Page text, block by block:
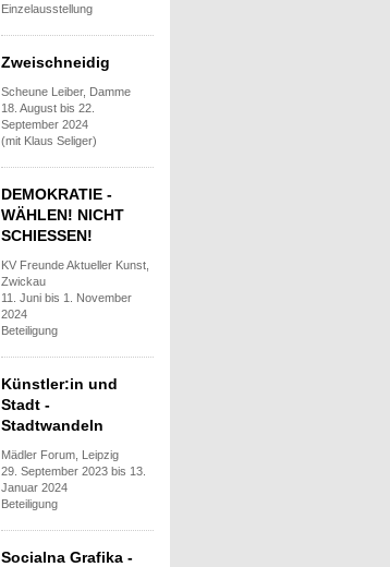
Einzelausstellung
Zweischneidig
Scheune Leiber, Damme
18. August bis 22.
September 2024
(mit Klaus Seliger)
DEMOKRATIE -
WÄHLEN! NICHT
SCHIESSEN!
KV Freunde Aktueller Kunst,
Zwickau
11. Juni bis 1. November
2024
Beteiligung
Künstler:in und
Stadt -
Stadtwandeln
Mädler Forum, Leipzig
29. September 2023 bis 13.
Januar 2024
Beteiligung
Socialna Grafika -